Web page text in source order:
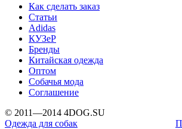
Как сделать заказ
Статьи
Adidas
КУЗеР
Бренды
Китайская одежда
Оптом
Собачья мода
Соглашение
© 2011—2014 4DOG.SU
Одежда для собак